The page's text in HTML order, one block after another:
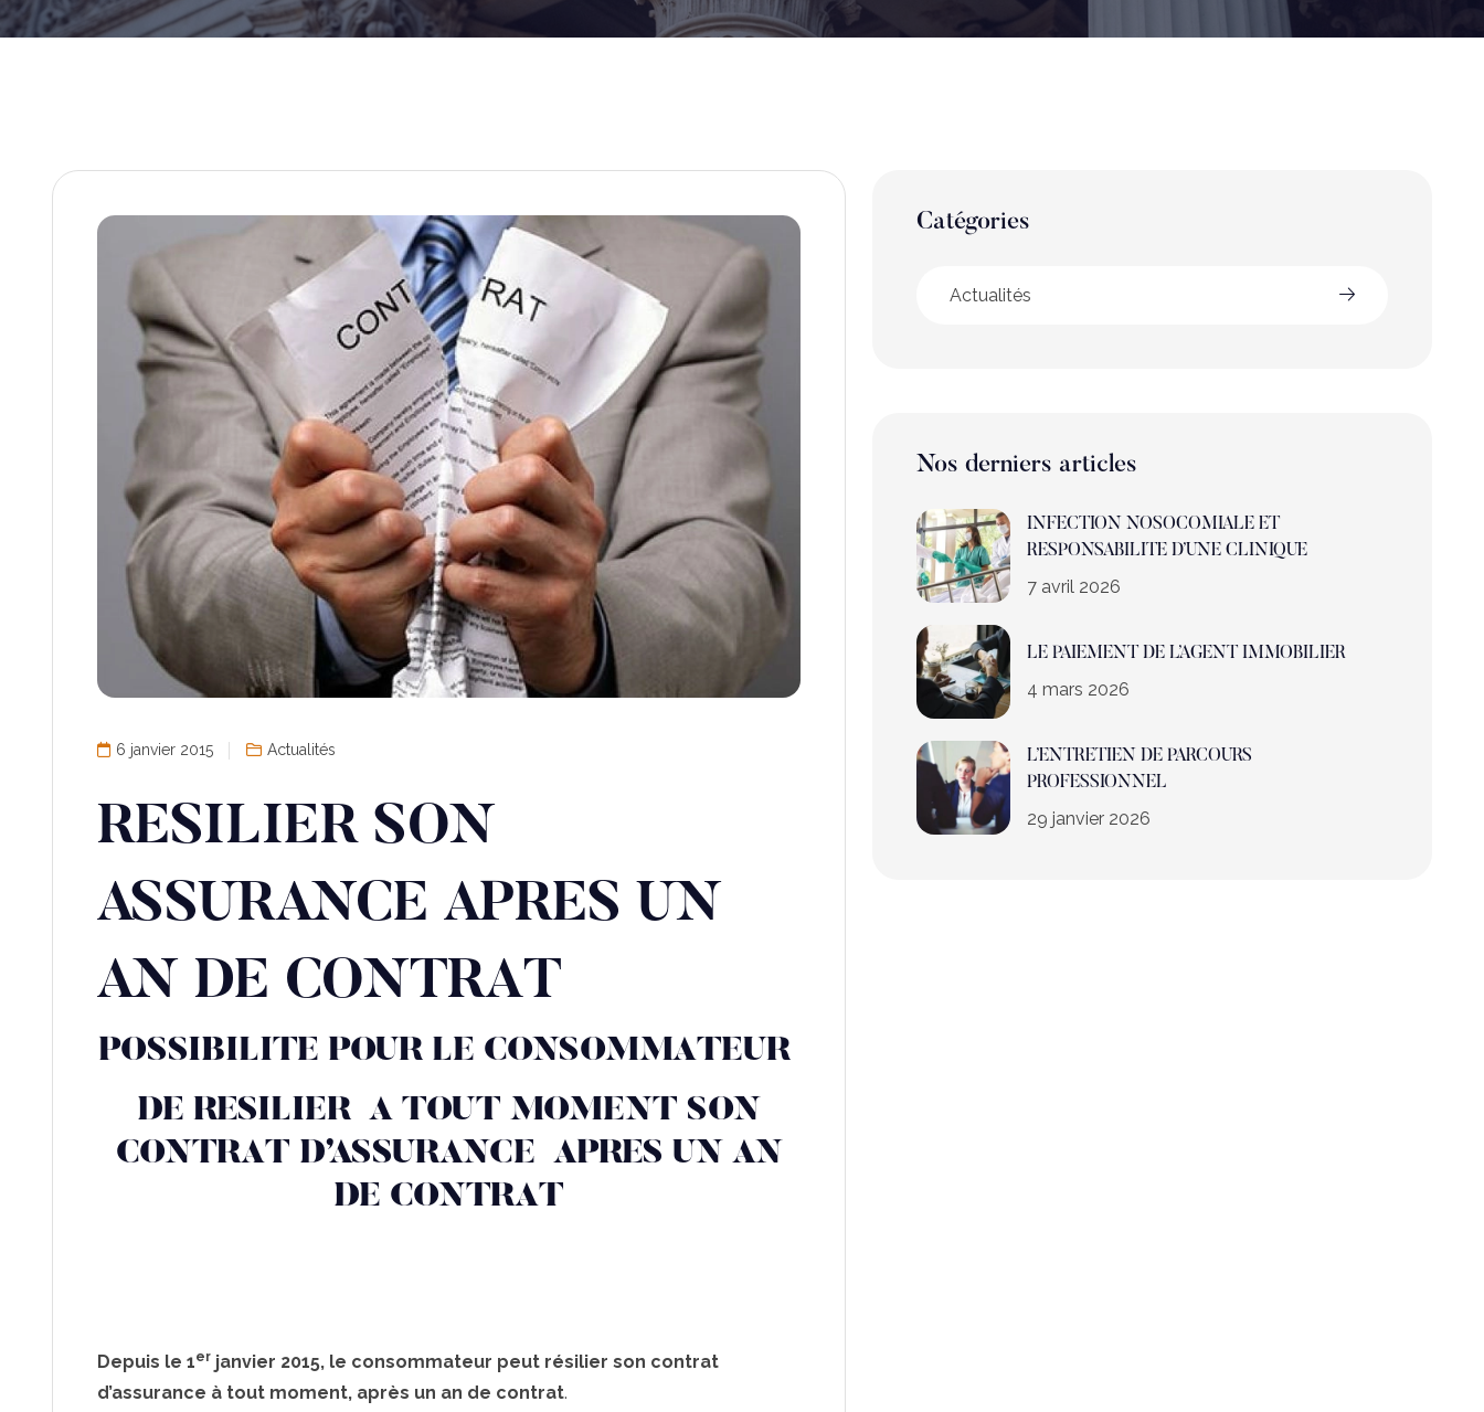
6 janvier 2015 Actualités
RESILIER SON
ASSURANCE APRES UN
AN DE CONTRAT
POSSIBILITE POUR LE CONSOMMATEUR
DE RESILIER A TOUT MOMENT SON
CONTRAT D’ASSURANCE APRES UN AN
DE CONTRAT
Depuis le 1er janvier 2015, le consommateur peut résilier son contrat
d’assurance à tout moment, après un an de contrat.
Catégories
Actualités
Nos derniers articles
INFECTION NOSOCOMIALE ET
RESPONSABILITE D’UNE CLINIQUE
7 avril 2026
LE PAIEMENT DE L’AGENT IMMOBILIER
4 mars 2026
L’ENTRETIEN DE PARCOURS
PROFESSIONNEL
29 janvier 2026